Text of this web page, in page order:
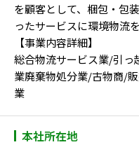
を顧客として、梱包・包
ったサービスに環境物流
【事業内容詳細】
総合物流サービス業/引
業廃棄物処分業/古物商/
業
本社所在地